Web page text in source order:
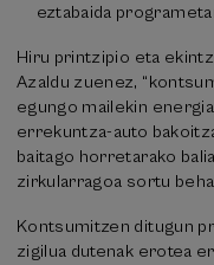
eztabaida
Hiru printzipio eta
Azaldu zuenez,
egungo mailekin
errekuntza-auto
baitago horretarako
zirkularragoa sortu
Kontsumitzen ditugun
zigilua dutenak erotea